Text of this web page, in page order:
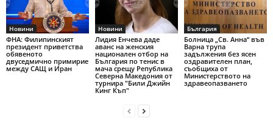
Новини
ФНА: Филипинският
президент приветства
обявеното
двуседмично примирие
между САЩ и Иран
Новини
Лидия Енчева даде
аванс на женския
национален отбор на
България по тенис в
мача срещу Република
Северна Македония от
турнира "Били Джийн
Кинг Къп"
България
Болница „Св. Анна“ във
Варна трупа
задължения без ясен
оздравителен план,
съобщиха от
Министерството на
здравеопазването